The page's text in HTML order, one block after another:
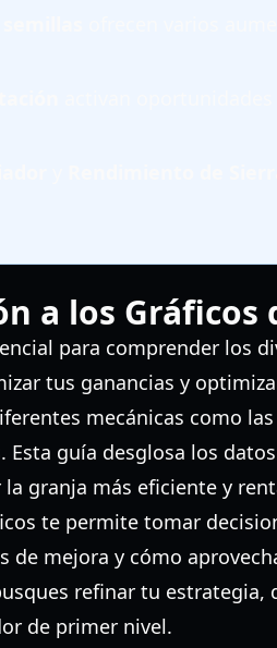
a los Gráficos
para comprender los
tus ganancias y
mecánicas como
Esta guía desglosa los
granja más eficiente y
te permite tomar
de mejora y cómo
refinar tu estrategia,
de primer nivel.